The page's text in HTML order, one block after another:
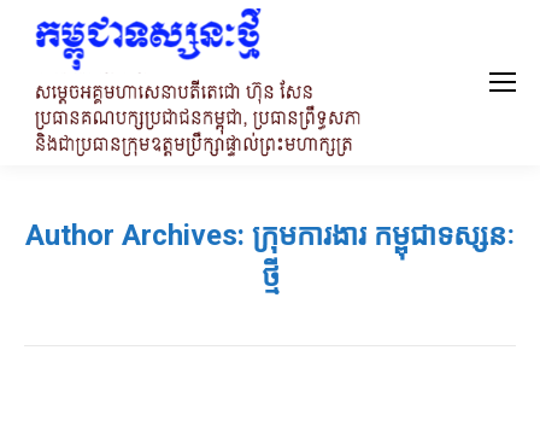
Author Archives: ក្រុមការងារ កម្ពុជាទស្សនៈ
ថ្មី